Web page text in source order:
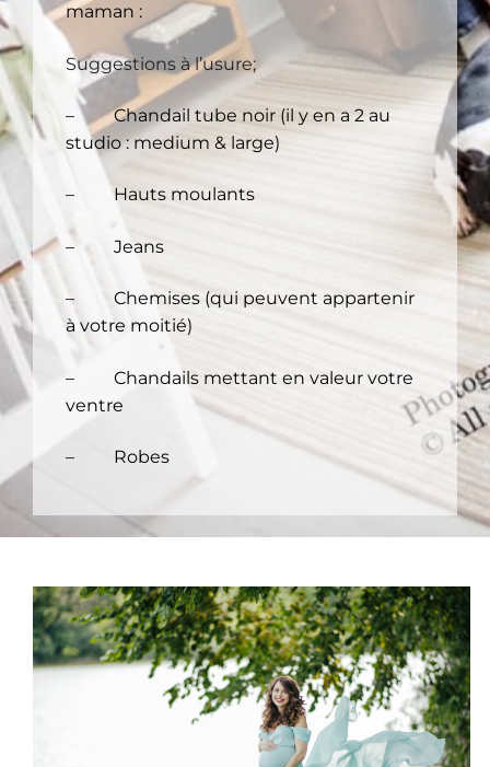
maman :
Suggestions à l’usure;
– Chandail tube noir (il y en a 2 au
studio : medium & large)
– Hauts moulants
– Jeans
– Chemises (qui peuvent appartenir
à votre moitié)
– Chandails mettant en valeur votre
ventre
– Robes